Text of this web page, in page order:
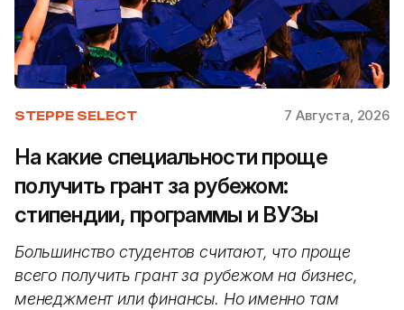
STEPPE SELECT 7 Августа, 2026
На какие специальности проще
получить грант за рубежом:
стипендии, программы и ВУЗы
Большинство студентов считают, что проще
всего получить грант за рубежом на бизнес,
менеджмент или финансы. Но именно там